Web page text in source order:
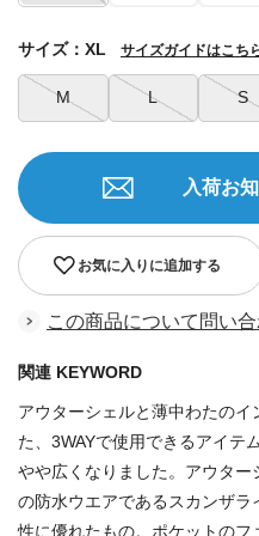
M L S
サイズ：XL サイズガイドはこち
お気に入りに追加する
入荷お
この商品について問い
関連 KEYWORD
アウターシェルと薄中わたの
た、3WAYで使用できるアイテ
やや広くなりました。アウター
の防水ウエアであるスカンザ
性に優れたもの。ポケットの